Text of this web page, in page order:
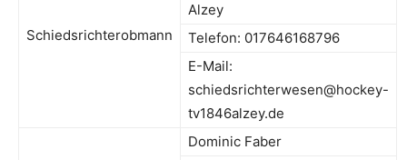
Schiedsrichterobmann
Alzey
Telefon: 017646168796
E-Mail:
schiedsrichterwesen@hockey-
tv1846alzey.de
Dominic Faber